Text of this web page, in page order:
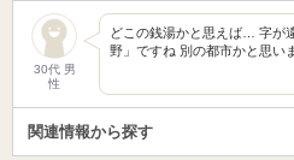
30代 男
性
どこの銭湯かと思えば… 字が
野」ですね 別の都市かと思い
関連情報から探す